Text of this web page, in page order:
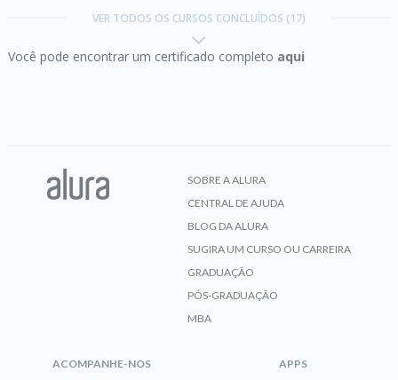
Primeiros passos
VER TODOS OS CURSOS CONCLUÍDOS (17)
Você pode encontrar um certificado completo aqui
SOBRE A ALURA
CENTRAL DE AJUDA
BLOG DA ALURA
SUGIRA UM CURSO OU CARREIRA
GRADUAÇÃO
PÓS-GRADUAÇÃO
MBA
ACOMPANHE-NOS APPS